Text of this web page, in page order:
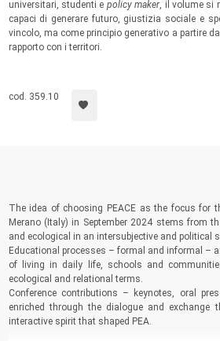
universitari, studenti e policy maker, il volume si
capaci di generare futuro, giustizia sociale e
vincolo, ma come principio generativo a partire
rapporto con i territori.
cod. 359.10
The idea of choosing PEACE as the focus for
Merano (Italy) in September 2024 stems from
and ecological in an intersubjective and political
Educational processes – formal and informal –
of living in daily life, schools and
ecological and relational terms.
Conference contributions – keynotes, oral
enriched through the dialogue and exchange
interactive spirit that shaped PEA.